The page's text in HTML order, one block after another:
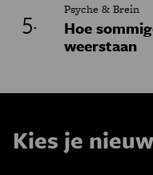
Psyche & Brein
Hoe
weerstaan
Kies je